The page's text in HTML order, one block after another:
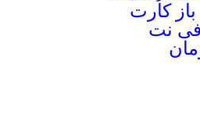
کارت
نت